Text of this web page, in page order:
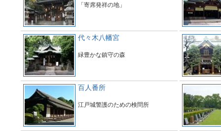
「寄席発祥の地」
代々木八幡宮
緑豊かな鎮守の森
百人番所
江戸城警護のための検問所